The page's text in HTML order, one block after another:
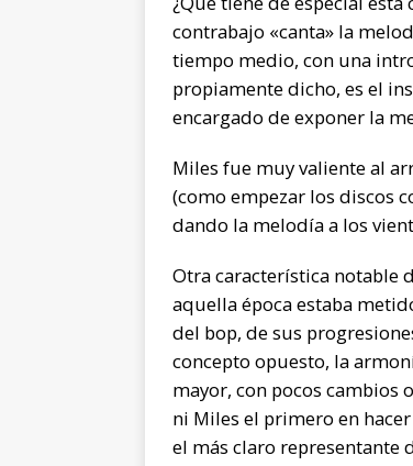
contrabajo «canta» la
tiempo medio, con una
propiamente dicho, es el
encargado de exponer la
Miles fue muy valiente al
(como empezar los discos
dando la melodía a los
Otra característica notable
aquella época estaba
del bop, de sus
concepto opuesto, la
mayor, con pocos cambios
ni Miles el primero en
el más claro representante